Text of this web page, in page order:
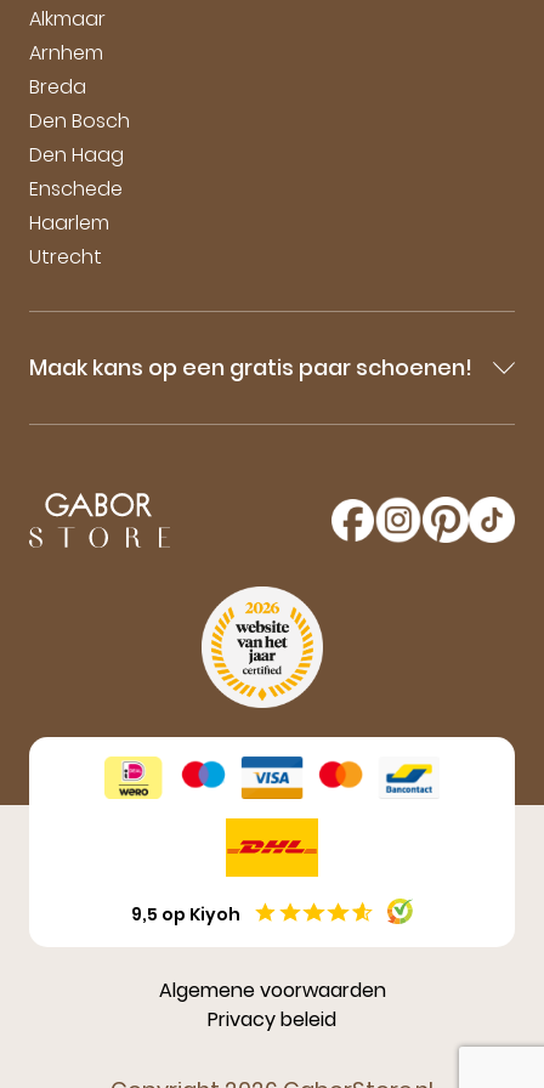
Alkmaar
Arnhem
Breda
Den Bosch
Den Haag
Enschede
Haarlem
Utrecht
Vacatures
Maak kans op een gratis paar schoenen!
Blijf op de hoogte van onze sale-aankondigingen,
maak kans op een gratis paar Gabor schoenen!
Aanmelden
9,5 op Kiyoh
Algemene voorwaarden
Privacy beleid